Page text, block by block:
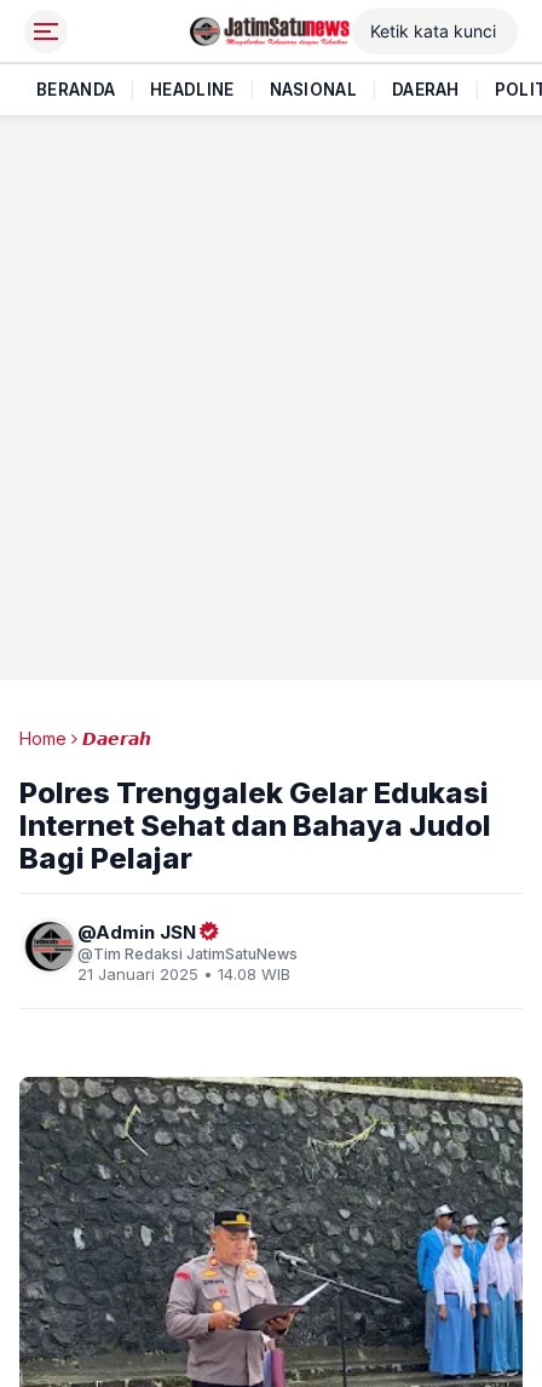
BERANDA HEADLINE NASIONAL DAERAH
Home 𝘿𝙖𝙚𝙧𝙖𝙝
Polres Trenggalek Gelar Edukasi
Internet Sehat dan Bahaya Judol
Bagi Pelajar
Admin JSN
Tim Redaksi JatimSatuNews
21 Januari 2025 • 14.08 WIB